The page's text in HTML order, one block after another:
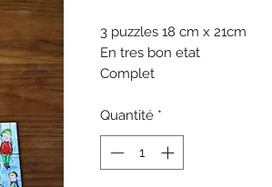
3 puzzles 18 cm x 21cm
En tres bon etat
Complet
Quantité *